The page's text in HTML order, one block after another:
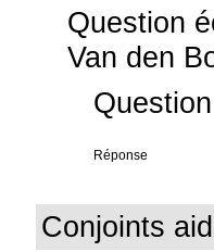
Question
Van den
Réponse
Conjoints